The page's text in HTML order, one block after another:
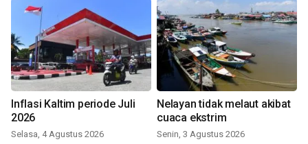
Inflasi Kaltim periode Juli
2026
Selasa, 4 Agustus 2026
Nelayan tidak melaut akibat
cuaca ekstrim
Senin, 3 Agustus 2026